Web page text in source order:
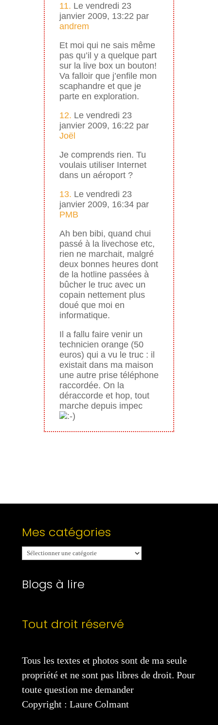
11. Le vendredi 23
janvier 2009, 13:22 par
andrem
Et moi qui ne sais même
pas qu’il y a quelque part
sur la live box un bouton!
Va falloir que j’enfile mon
scaphandre et que je
parte en exploration.
12. Le vendredi 23
janvier 2009, 16:22 par
Joël
Je comprends rien. Tu
voulais utiliser Internet
dans un aéroport ?
13. Le vendredi 23
janvier 2009, 16:34 par
PMB
Ah ben bibi, quand chui
passé à la livechose etc,
rien ne marchait, malgré
deux bonnes heures dont
de la hotline passées à
bûcher le truc avec un
copain nettement plus
doué que moi en
informatique.
Il a fallu faire venir un
technicien orange (50
euros) qui a vu le truc : il
existait dans ma maison
une autre prise téléphone
raccordée. On la
déraccorde et hop, tout
marche depuis impec
Mes catégories
Mes
catégories
Blogs à lire
Tout droit réservé
Tous les textes et photos sont de ma seule
propriété et ne sont pas libres de droit. Pour
toute question me demander
Copyright : Laure Colmant